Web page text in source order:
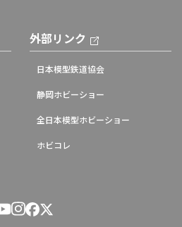
外部リンク
日本模型鉄道協会
静岡ホビーショー
全日本模型ホビーショー
ホビコレ